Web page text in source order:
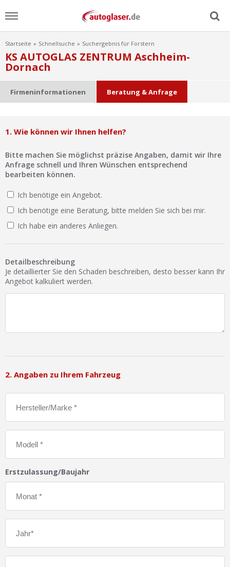
Menu
Home
Scheibensuche
FAQ
Lexikon
Werkstatt Login
Startseite Schnellsuche Suchergebnis für Forstern
KS AUTOGLAS ZENTRUM Aschheim-
Dornach
Firmeninformationen Beratung & Anfrage
1. Wie können wir Ihnen helfen?
Bitte machen Sie möglichst präzise Angaben, damit wir Ihre
Anfrage schnell und Ihren Wünschen entsprechend
bearbeiten können.
Ich benötige ein Angebot.
Ich benötige eine Beratung, bitte melden Sie sich bei mir.
Ich habe ein anderes Anliegen.
Detailbeschreibung
Je detaillierter Sie den Schaden beschreiben, desto besser kann Ihr
Angebot kalkuliert werden.
2. Angaben zu Ihrem Fahrzeug
Erstzulassung/Baujahr